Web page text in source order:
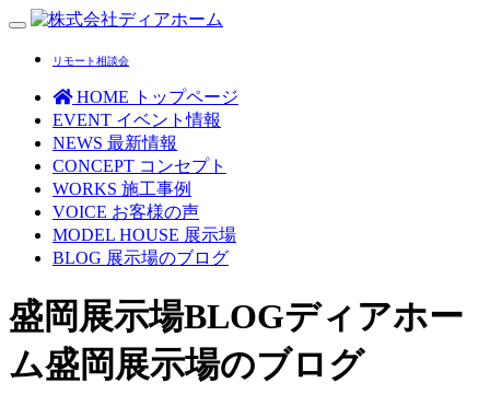
Toggle
リモート相談会
HOME
トップページ
EVENT イベント情報
NEWS 最新情報
CONCEPT コンセプト
WORKS 施工事例
VOICE お客様の声
MODEL HOUSE 展示場
BLOG 展示場のブログ
盛岡展示場BLOGディアホー
ム盛岡展示場のブログ